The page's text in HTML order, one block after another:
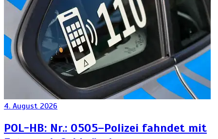
4. August 2026
POL-HB: Nr.: 0505–Polizei fahndet mit